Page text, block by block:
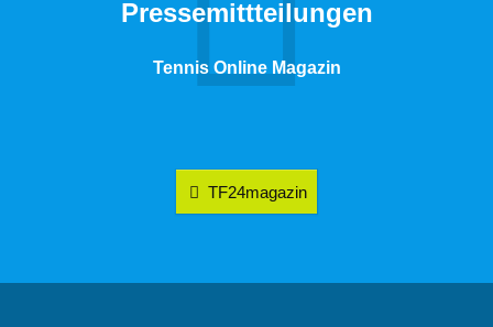
Pressemittteilungen
Tennis Online Magazin
TF24magazin